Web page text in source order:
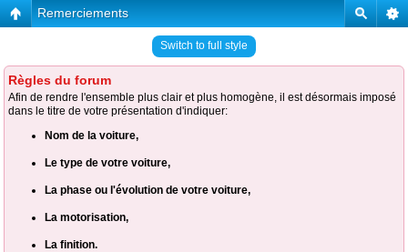
Remerciements
Switch to full style
Règles du forum
Afin de rendre l'ensemble plus clair et plus homogène, il est désormais imposé
dans le titre de votre présentation d'indiquer:
Nom de la voiture,
Le type de votre voiture,
La phase ou l'évolution de votre voiture,
La motorisation,
La finition.